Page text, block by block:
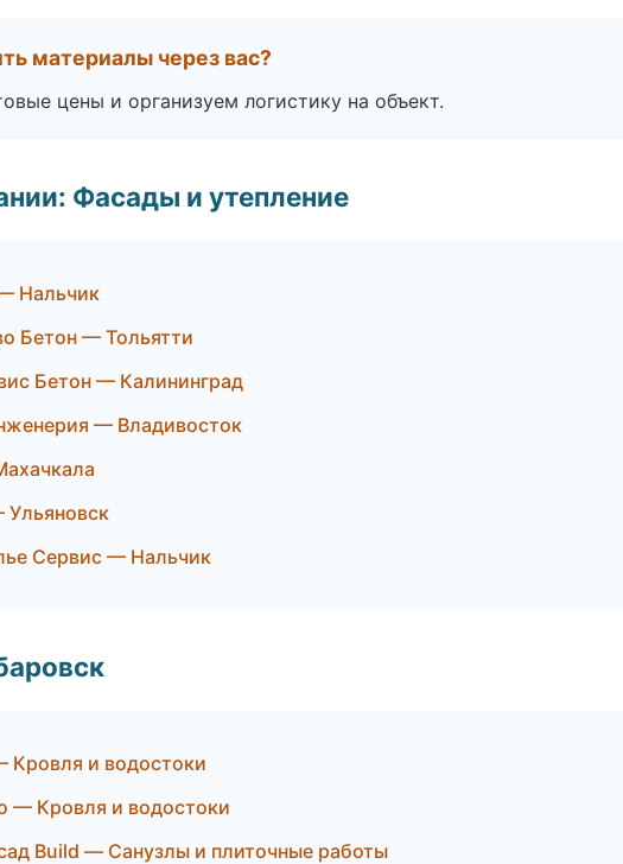
материалы через вас?
цены и организуем логистику на объект.
Фасады и утепление
Нальчик
Бетон — Тольятти
Бетон — Калининград
— Владивосток
Сервис — Нальчик
и водостоки
— Кровля и водостоки
Build — Санузлы и плиточные работы